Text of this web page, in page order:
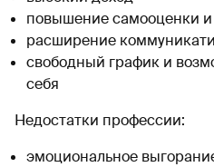
повышение самооценки и
расширение
свободный график и
себя
Недостатки профессии:
эмоциональное